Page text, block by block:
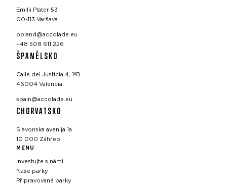
Emilii Plater 53
00-113 Varšava
poland@accolade.eu
+48 508 611 226
ŠPANĚLSKO
Calle del Justicia 4, 1ºB
46004 Valencia
spain@accolade.eu
CHORVATSKO
Slavonska avenija 1a
10 000 Záhřeb
MENU
Investujte s námi
Naše parky
Připravované parky